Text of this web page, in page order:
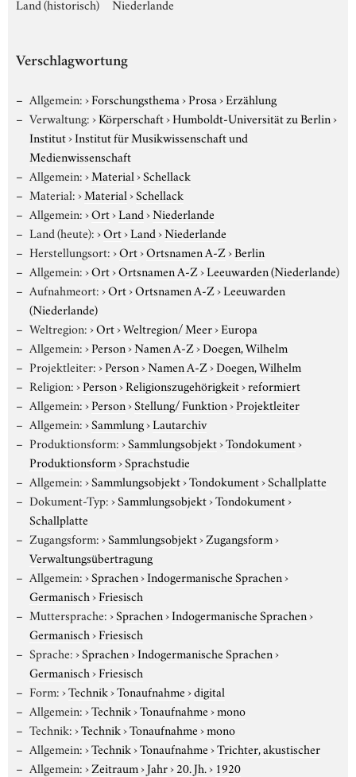
Land (historisch) Niederlande
Verschlagwortung
Allgemein:›Forschungsthema›Prosa›Erzählung
Verwaltung:›Körperschaft›Humboldt-Universität zu Berlin›
Institut›Institut für Musikwissenschaft und
Medienwissenschaft
Allgemein:›Material›Schellack
Material:›Material›Schellack
Allgemein:›Ort›Land›Niederlande
Land (heute):›Ort›Land›Niederlande
Herstellungsort:›Ort›Ortsnamen A-Z›Berlin
Allgemein:›Ort›Ortsnamen A-Z›Leeuwarden (Niederlande)
Aufnahmeort:›Ort›Ortsnamen A-Z›Leeuwarden
(Niederlande)
Weltregion:›Ort›Weltregion/ Meer›Europa
Allgemein:›Person›Namen A-Z›Doegen, Wilhelm
Projektleiter:›Person›Namen A-Z›Doegen, Wilhelm
Religion:›Person›Religionszugehörigkeit›reformiert
Allgemein:›Person›Stellung/ Funktion›Projektleiter
Allgemein:›Sammlung›Lautarchiv
Produktionsform:›Sammlungsobjekt›Tondokument›
Produktionsform›Sprachstudie
Allgemein:›Sammlungsobjekt›Tondokument›Schallplatte
Dokument-Typ:›Sammlungsobjekt›Tondokument›
Schallplatte
Zugangsform:›Sammlungsobjekt›Zugangsform›
Verwaltungsübertragung
Allgemein:›Sprachen›Indogermanische Sprachen›
Germanisch›Friesisch
Muttersprache:›Sprachen›Indogermanische Sprachen›
Germanisch›Friesisch
Sprache:›Sprachen›Indogermanische Sprachen›
Germanisch›Friesisch
Form:›Technik›Tonaufnahme›digital
Allgemein:›Technik›Tonaufnahme›mono
Technik:›Technik›Tonaufnahme›mono
Allgemein:›Technik›Tonaufnahme›Trichter, akustischer
Allgemein:›Zeitraum›Jahr›20. Jh.› 1920